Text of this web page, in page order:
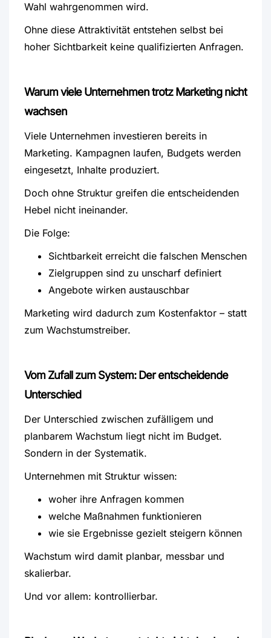
Wahl wahrgenommen wird.
Ohne diese Attraktivität entstehen selbst bei
hoher Sichtbarkeit keine qualifizierten Anfragen.
Warum viele Unternehmen trotz Marketing nicht
wachsen
Viele Unternehmen investieren bereits in
Marketing. Kampagnen laufen, Budgets werden
eingesetzt, Inhalte produziert.
Doch ohne Struktur greifen die entscheidenden
Hebel nicht ineinander.
Die Folge:
Sichtbarkeit erreicht die falschen Menschen
Zielgruppen sind zu unscharf definiert
Angebote wirken austauschbar
Marketing wird dadurch zum Kostenfaktor – statt
zum Wachstumstreiber.
Vom Zufall zum System: Der entscheidende
Unterschied
Der Unterschied zwischen zufälligem und
planbarem Wachstum liegt nicht im Budget.
Sondern in der Systematik.
Unternehmen mit Struktur wissen:
woher ihre Anfragen kommen
welche Maßnahmen funktionieren
wie sie Ergebnisse gezielt steigern können
Wachstum wird damit planbar, messbar und
skalierbar.
Und vor allem: kontrollierbar.